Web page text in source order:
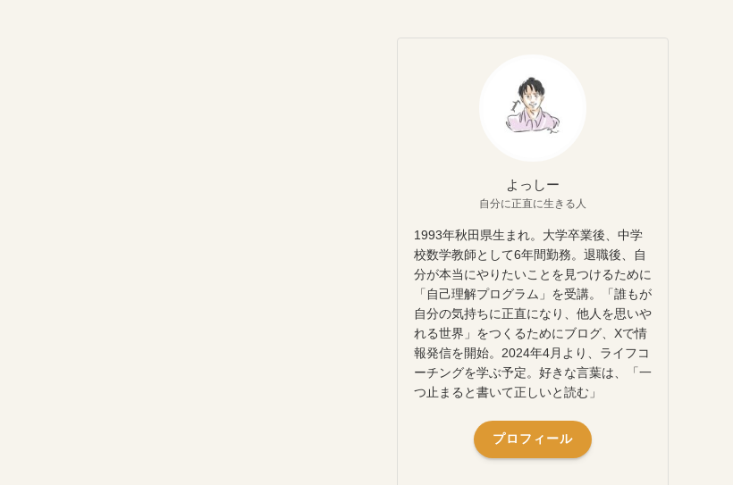
よっしー
自分に正直に生きる人
1993年秋田県生まれ。大学卒業後、中学
校数学教師として6年間勤務。退職後、自
分が本当にやりたいことを見つけるために
「自己理解プログラム」を受講。「誰もが
自分の気持ちに正直になり、他人を思いや
れる世界」をつくるためにブログ、Xで情
報発信を開始。2024年4月より、ライフコ
ーチングを学ぶ予定。好きな言葉は、「一
つ止まると書いて正しいと読む」
プロフィール